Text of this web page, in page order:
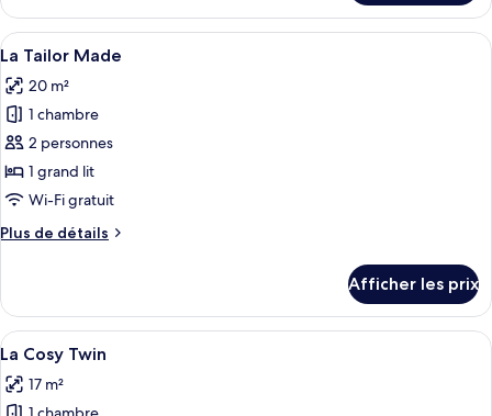
La
Mini
Afficher
toutes
les
photos
pour
ce
type
chambre :
Made
Une chambre d’hôtel avec une
5
La Tailor Made
20 m²
1 chambre
2 personnes
1 grand lit
Wi-Fi gratuit
Plus de détails
Plus
La
Tailor
Made
Afficher les prix
Afficher
toutes
les
Une chambre d’hôtel avec deux lits,
4
La Cosy Twin
17 m²